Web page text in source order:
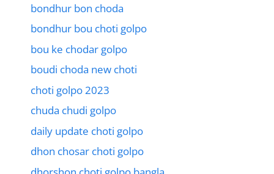
bondhur bon choda
bondhur bou choti golpo
bou ke chodar golpo
boudi choda new choti
choti golpo 2023
chuda chudi golpo
daily update choti golpo
dhon chosar choti golpo